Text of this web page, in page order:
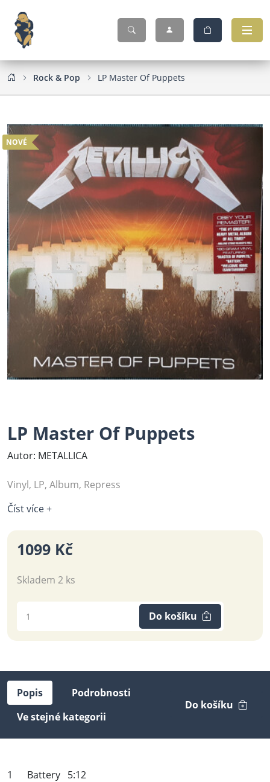
Rock & Pop LP Master Of Puppets
NOVÉ
LP Master Of Puppets
Autor: METALLICA
Vinyl, LP, Album, Repress
Číst více +
1099 Kč
Skladem 2 ks
Do košíku
Popis
Podrobnosti
Ve stejné kategorii
Do košíku
1 Battery 5:12